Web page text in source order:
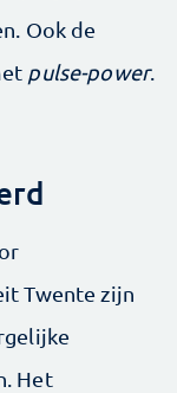
Ook de
pulse-power.
Twente zijn
Het